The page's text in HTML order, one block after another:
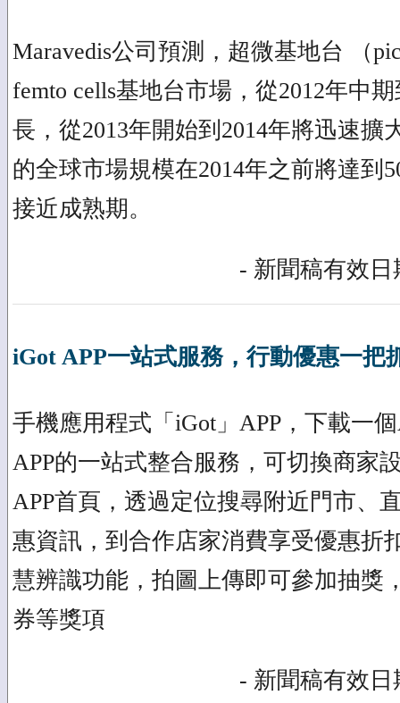
Maravedis公司預測，超微基地台 （
femto cells基地台市場，從2012年中
長，從2013年開始到2014年將迅速擴
的全球市場規模在2014年之前將達到
接近成熟期。
- 新聞稿有效日
iGot APP一站式服務，行動優惠一把
手機應用程式「iGot」APP，下載一
APP的一站式整合服務，可切換商家
APP首頁，透過定位搜尋附近門市、
惠資訊，到合作店家消費享受優惠折
慧辨識功能，拍圖上傳即可參加抽獎
券等獎項
- 新聞稿有效日